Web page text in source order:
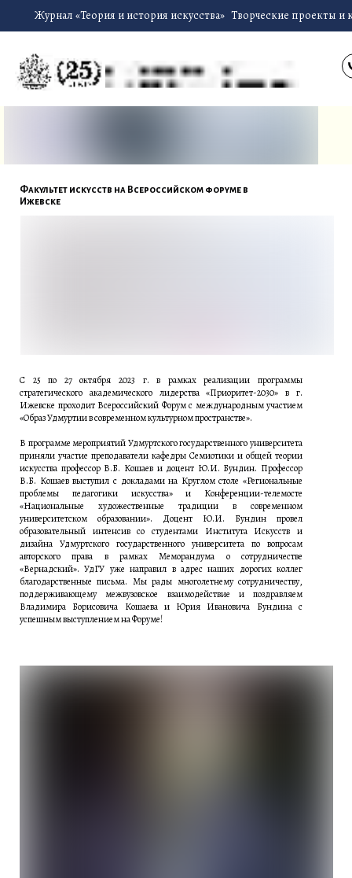
Журнал «Теория и история искусства» Творческие проекты и
С 25 по 27 октября 2023 г. в рамках реализации программы
стратегического академического лидерства «Приоритет-2030» в г.
Ижевске проходит Всероссийский Форум с международным участием
«Образ Удмуртии в современном культурном пространстве».
В программе мероприятий Удмуртского государственного университета
приняли участие преподаватели кафедры Семиотики и общей теории
искусства профессор В.Б. Кошаев и доцент Ю.И. Бундин. Профессор
В.Б. Кошаев выступил с докладами на Круглом столе «Региональные
проблемы педагогики искусства» и Конференции-телемосте
«Национальные художественные традиции в современном
университетском образовании». Доцент Ю.И. Бундин провел
образовательный интенсив со студентами Института Искусств и
дизайна Удмуртского государственного университета по вопросам
авторского права в рамках Меморандума о сотрудничестве
«Вернадский». УдГУ уже направил в адрес наших дорогих коллег
благодарственные письма. Мы рады многолетнему сотрудничеству,
поддерживающему межвузовское взаимодействие и поздравляем
Владимира Борисовича Кошаева и Юрия Ивановича Бундина с
успешным выступлением на Форуме!
Факультет искусств на Всероссийском форуме в
Ижевске